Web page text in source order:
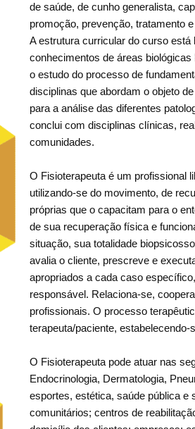
de saúde, de cunho generalista,
promoção, prevenção, tratamento
A estrutura curricular do curso
conhecimentos de áreas
o estudo do processo de
disciplinas que abordam o objeto
para a análise das diferentes
conclui com disciplinas clínicas,
comunidades.
O Fisioterapeuta é um profissional
utilizando-se do movimento, de
próprias que o capacitam para o
de sua recuperação física e
situação, sua totalidade
avalia o cliente, prescreve e
apropriados a cada caso
responsável. Relaciona-se,
profissionais. O processo
terapeuta/paciente, estabelecendo-
O Fisioterapeuta pode atuar nas
Endocrinologia, Dermatologia,
esportes, estética, saúde pública e
comunitários; centros de